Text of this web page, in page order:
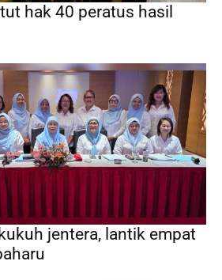
hak 40 peratus hasil
jentera, lantik empat